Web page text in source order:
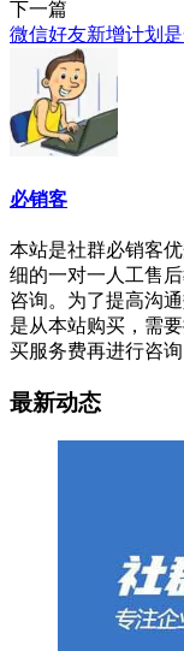
下一篇
微信好友新增计划
必销客
本站是社群必销客
细的一对一人工售
咨询。为了提高沟
是从本站购买，需
买服务费再进行咨询
最新动态